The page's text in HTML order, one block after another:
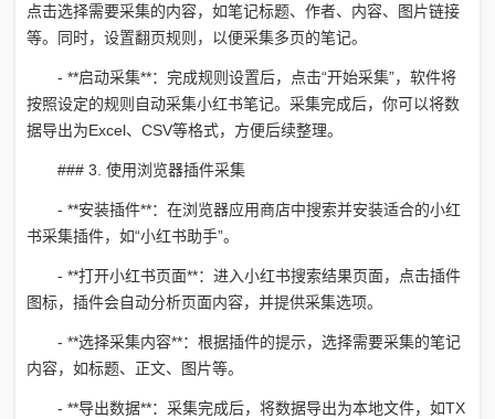
点击选择需要采集的内容，如笔记标题、作者、内容、图片链接
等。同时，设置翻页规则，以便采集多页的笔记。
- **启动采集**：完成规则设置后，点击“开始采集”，软件将
按照设定的规则自动采集小红书笔记。采集完成后，你可以将数
据导出为Excel、CSV等格式，方便后续整理。
### 3. 使用浏览器插件采集
- **安装插件**：在浏览器应用商店中搜索并安装适合的小红
书采集插件，如“小红书助手”。
- **打开小红书页面**：进入小红书搜索结果页面，点击插件
图标，插件会自动分析页面内容，并提供采集选项。
- **选择采集内容**：根据插件的提示，选择需要采集的笔记
内容，如标题、正文、图片等。
- **导出数据**：采集完成后，将数据导出为本地文件，如TX